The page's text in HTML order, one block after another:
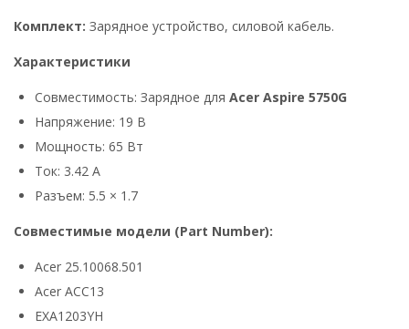
Комплект: Зарядное устройство, силовой кабель.
Характеристики
Совместимость: Зарядное для Acer Aspire 5750G
Напряжение: 19 В
Мощность: 65 Вт
Ток: 3.42 А
Разъем: 5.5 × 1.7
Совместимые модели (Part Number):
Acer 25.10068.501
Acer ACC13
EXA1203YH